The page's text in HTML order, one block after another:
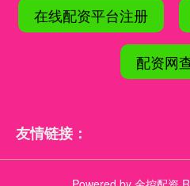
在线配资平台注册
配资网
友情链接：